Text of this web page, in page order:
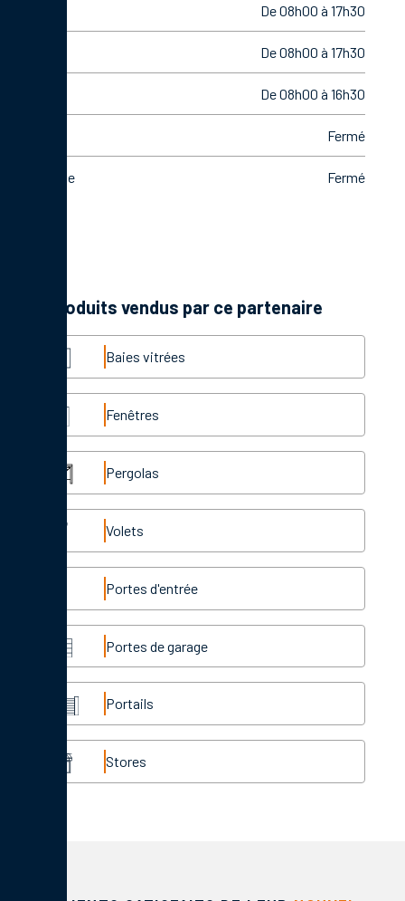
De 08h00 à 17h30
De 08h00 à 17h30
De 08h00 à 16h30
Fermé
Dimanche Fermé
Les produits vendus par ce partenaire
Baies vitrées
Fenêtres
Pergolas
Volets
Portes d'entrée
Portes de garage
Portails
Stores